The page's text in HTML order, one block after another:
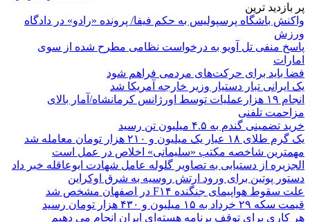
پر بازدید ترین
واکنش باشگاه پرسپولیس به حکم فیفا/ پرونده «رادو» در دادگاه
ورزش
پاسخ منفی تل آویو به درخواست نظامی مطرح شده از سوی
امارات
فضا باید برای حرکت‌های مردمی فراهم شود
یک ایرانی تبار دستیار وزیر خارجه آمریکا شد
انجام ۱۹ هزارعملیات توسط اورژانس کرمانشاه/آمار بالای
مزاحمت تلفنی
خرید تضمینی گندم به ۴.۵ میلیون تن رسید
یک گرم طلای ۱۸ عیار یک میلیون و ۲۱۰ هزار تومان معامله شد
مهمترین شاخصه مکتب «سلیمانی» اخلاص در عمل است
الجزیره از دستیابی به تصاویر گلوله عامل شهادت ابوعاقله خبر داد
دستور پوتین برای ورود ارتش روسیه به شرق اوکراین
علت سقوط هواپیمای جنگنده F۱۴ در اصفهان مشخص شد
قیمت سکه ۲۹ خرداد به ۱۵ میلیون و ۴۳۰ هزار تومان رسید
هر کاری برای توقف برنامه هسته‌ای ایران انجام می دهیم